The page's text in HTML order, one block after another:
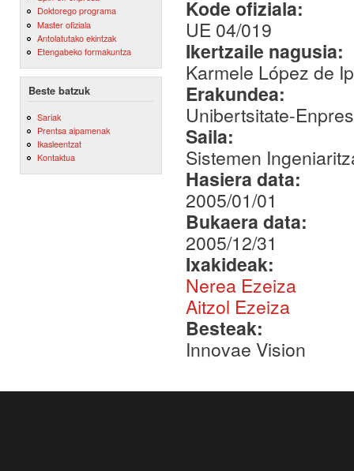
Doktorego programa
Master ofiziala
Antolatutako ekintzak
Etengabeko formakuntza
Beste batzuk
Sariak
Prentsa aipamenak
Ikasleentzat
Kontaktua
Kode ofiziala:
UE 04/019
Ikertzaile nagusia:
Karmele López de
Erakundea:
Unibertsitate-
Saila:
Sistemen
Hasiera data:
2005/01/01
Bukaera data:
2005/12/31
Ixakideak:
Nerea Ezeiza
Aitzol Ezeiza
Besteak:
Innovae Vision